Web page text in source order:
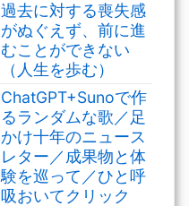
過去に対する喪失感
がぬぐえず、前に進
むことができない
（人生を歩む）
ChatGPT+Sunoで作
るランダムな歌／足
かけ十年のニュース
レター／成果物と体
験を巡って／ひと呼
吸おいてクリック